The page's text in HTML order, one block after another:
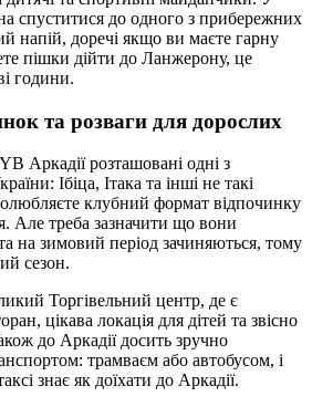
спуститися до одного з прибережних
напій, доречі якщо ви маєте гарну
пішки дійти до Ланжерону, це
години.
та розваги для дорослих
В Аркадії розташовані одні з
Ібіца, Ітака та інші не такі
клубний формат відпочинку
Але треба зазначити що вони
на зимовий період зачиняються, тому
сезон.
Торгівельний центр, де є
цікава локація для дітей та звісно
до Аркадії досить зручно
трамваєм або автобусом, і
знає як доїхати до Аркадії.